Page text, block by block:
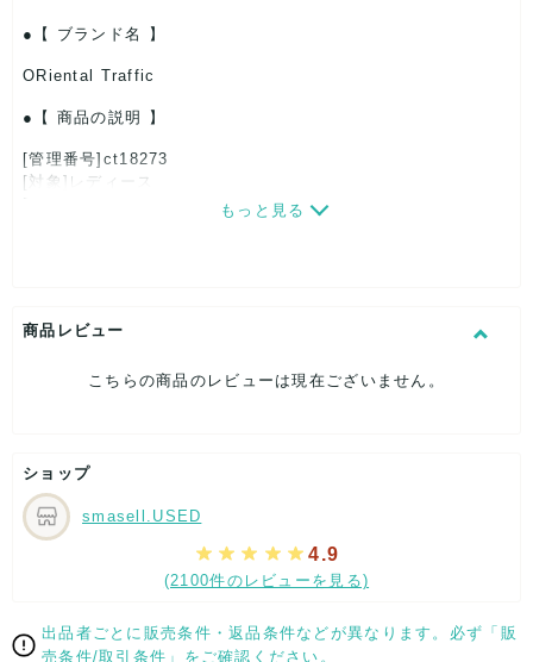
【 ブランド名 】
ORiental Traffic
【 商品の説明 】
[管理番号]ct18273
[対象]レディース
アウトソール全長：約26.5cm
[付属品]なし
やや傷や汚れあり
全体的には、まだまだご活躍頂けるお品になります。
ダメージはできる限り、撮影しておりますので、ご確認下さい
ませ。
[状態追記]インソールに部分的な汚れ有り
表記サイズ：42
もっと見る
商品レビュー
こちらの商品のレビューは現在ございません。
ショップ
smasell.USED
4.9
(2100件のレビューを見る)
出品者ごとに販売条件・返品条件などが異なります。必ず「販
売条件/取引条件」をご確認ください。